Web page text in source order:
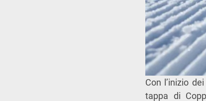
Con l’inizio
tappa di